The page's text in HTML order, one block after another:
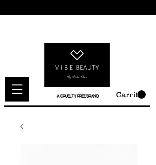
A CRUELTY FREE BRAND Carrito